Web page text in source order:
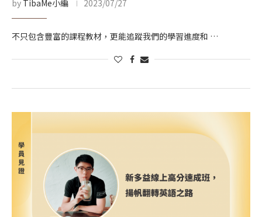
by TibaMe小編 2023/07/27
不只包含豐富的課程教材，更能追蹤我們的學習進度和 …